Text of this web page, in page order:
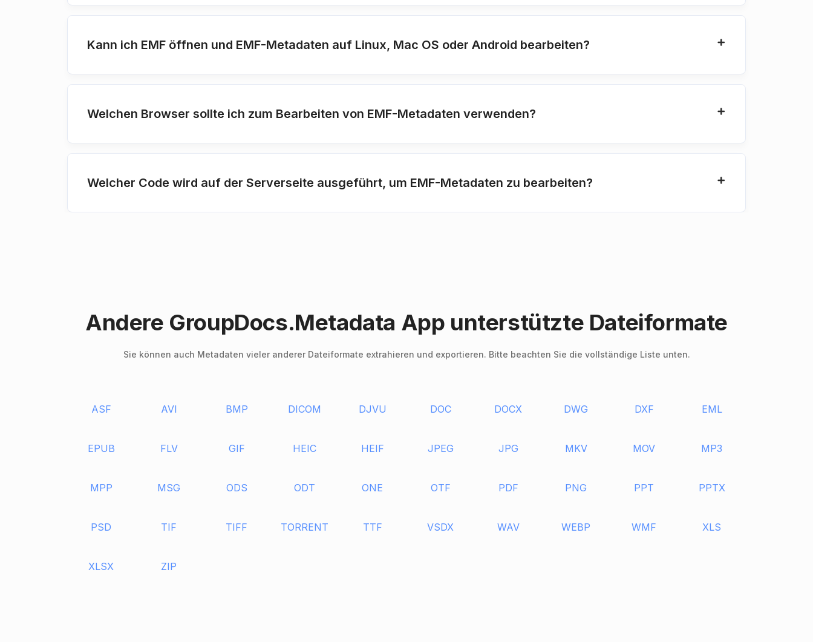
Kann ich EMF öffnen und EMF-Metadaten auf Linux, Mac OS oder Android bearbeiten?
Welchen Browser sollte ich zum Bearbeiten von EMF-Metadaten verwenden?
Welcher Code wird auf der Serverseite ausgeführt, um EMF-Metadaten zu bearbeiten?
Andere GroupDocs.Metadata App unterstützte Dateiformate
Sie können auch Metadaten vieler anderer Dateiformate extrahieren und exportieren. Bitte beachten Sie die vollständige Liste unten.
ASF AVI BMP DICOM DJVU DOC DOCX DWG DXF EML
EPUB FLV GIF HEIC HEIF JPEG JPG MKV MOV MP3
MPP MSG ODS ODT ONE OTF PDF PNG PPT PPTX
PSD TIF TIFF TORRENT TTF VSDX WAV WEBP WMF XLS
XLSX ZIP